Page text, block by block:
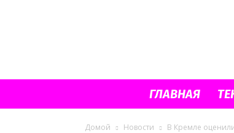
ГЛАВНАЯ
Домой Новости В Кремле